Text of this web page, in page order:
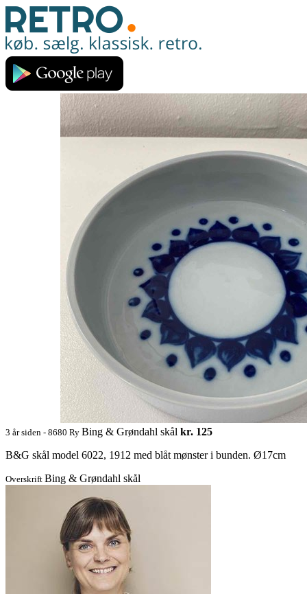
3 år siden - 8680 Ry Bing & Grøndahl skål kr. 125
B&G skål model 6022, 1912 med blåt mønster i bunden. Ø17cm
Overskrift Bing & Grøndahl skål